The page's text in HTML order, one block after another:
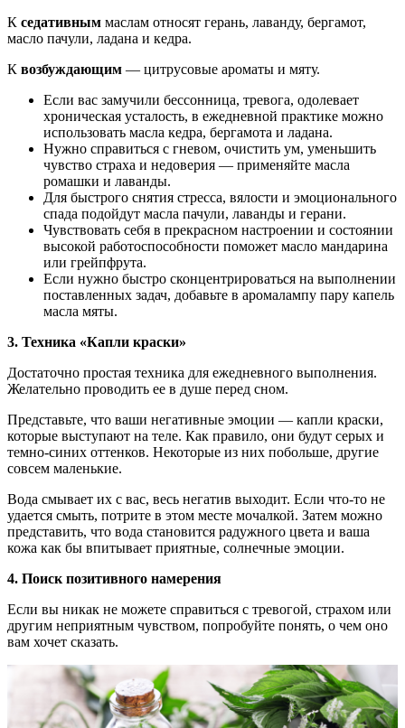
К седативным маслам относят герань, лаванду, бергамот,
масло пачули, ладана и кедра.
К возбуждающим — цитрусовые ароматы и мяту.
Если вас замучили бессонница, тревога, одолевает
хроническая усталость, в ежедневной практике можно
использовать масла кедра, бергамота и ладана.
Нужно справиться с гневом, очистить ум, уменьшить
чувство страха и недоверия — применяйте масла
ромашки и лаванды.
Для быстрого снятия стресса, вялости и эмоционального
спада подойдут масла пачули, лаванды и герани.
Чувствовать себя в прекрасном настроении и состоянии
высокой работоспособности поможет масло мандарина
или грейпфрута.
Если нужно быстро сконцентрироваться на выполнении
поставленных задач, добавьте в аромалампу пару капель
масла мяты.
3. Техника «Капли краски»
Достаточно простая техника для ежедневного выполнения.
Желательно проводить ее в душе перед сном.
Представьте, что ваши негативные эмоции — капли краски,
которые выступают на теле. Как правило, они будут серых и
темно-синих оттенков. Некоторые из них побольше, другие
совсем маленькие.
Вода смывает их с вас, весь негатив выходит. Если что-то не
удается смыть, потрите в этом месте мочалкой. Затем можно
представить, что вода становится радужного цвета и ваша
кожа как бы впитывает приятные, солнечные эмоции.
4. Поиск позитивного намерения
Если вы никак не можете справиться с тревогой, страхом или
другим неприятным чувством, попробуйте понять, о чем оно
вам хочет сказать.